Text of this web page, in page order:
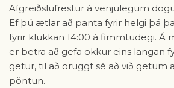
Afgreiðslufrestur á venjulegum
Ef þú ætlar að panta fyrir helgi þá
fyrir klukkan 14:00 á fimmtudegi. Á
er betra að gefa okkur eins langan
getur, til að öruggt sé að við getum
pöntun.